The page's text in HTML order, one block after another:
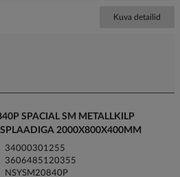
Kuva detailid
SPACIAL SM METALLKILP
2000X800X400MM
34000301255
3606485120355
NSYSM20840P